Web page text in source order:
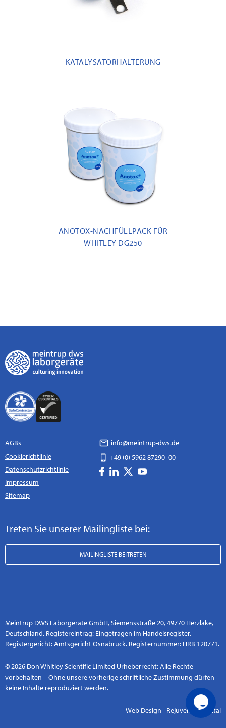
KATALYSATORHALTERUNG
ANOTOX-NACHFÜLLPACK FÜR
WHITLEY DG250
AGBs
Cookierichtlinie
Datenschutzrichtlinie
Impressum
Sitemap
info@meintrup-dws.de
+49 (0) 5962 87290 -00
Treten Sie unserer Mailingliste bei:
MAILINGLISTE BEITRETEN
Meintrup DWS Laborgeräte GmbH, Siemensstraße 20, 49770 Herzlake,
Deutschland. Registereintrag: Eingetragen im Handelsregister.
Registergericht: Amtsgericht Osnabrück. Registernummer: HRB 120771.
© 2026 Don Whitley Scientific Limited Urheberrecht: Alle Rechte
vorbehalten – Ohne unsere vorherige schriftliche Zustimmung dürfen
keine Inhalte reproduziert werden.
Web Design - Rejuvenate Digital